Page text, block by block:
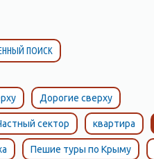
ПОИСК
Дорогие сверху
сектор квартира
Пешие туры по Крыму